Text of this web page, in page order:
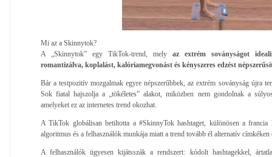
Mi az a Skinnytok?
A „Skinnytok” egy TikTok-trend, mely az extrém soványságot
romantizálva, koplalást, kalóriamegvonást és kényszeres edzést
Bár a testpozitív mozgalmak egyre népszerűbbek, az extrém soványság újra
Sok fiatal hajszolja a „tökéletes” alakot, miközben nem gondolnak a
amelyeket ez az internetes trend okozhat.
A TikTok globálisan betiltotta a #SkinnyTok hashtaget, különösen a francia
algoritmus és a felhasználók munkája miatt a trend tovább él alternatív
A felhasználók ügyesen kijátsszák a rendszert: kódolt hashtagekkel,